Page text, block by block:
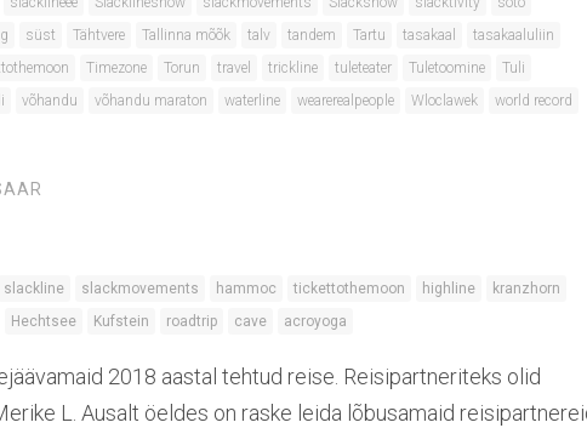
süst Tähtvere Tallinna mõõk talv tandem Tartu tasakaal
tasakaaluliin
Timezone Torun travel trickline tuleteater Tuletoomine
Tuli
võhandu võhandu maraton waterline wearerealpeople Wloclawek
world record
slackline slackmovements hammoc tickettothemoon highline
kranzhorn
Hechtsee Kufstein roadtrip cave acroyoga
2018 aastal tehtud reise. Reisipartneriteks olid
L. Ausalt öeldes on raske leida lõbusamaid